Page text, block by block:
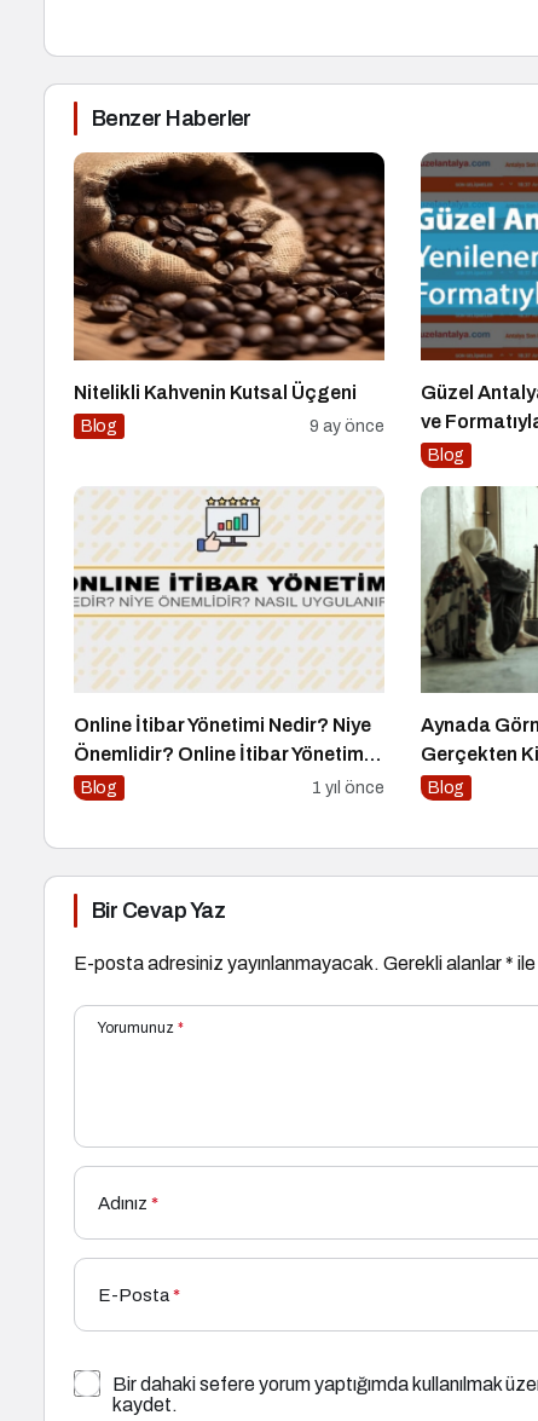
Benzer Haberler
Nitelikli Kahvenin Kutsal Üçgeni
Blog 9 ay önce
Güzel
ve
Blog
Online İtibar Yönetimi Nedir? Niye
Önemlidir? Online İtibar Yönetimi
Nasıl Uygulanır?
Blog 1 yıl önce
Aynada
Gerçekten
Blog
Bir Cevap Yaz
E-posta adresiniz yayınlanmayacak. Gerekli alanlar*
Yorumunuz *
Adınız *
E-Posta*
Bir dahaki sefere yorum yaptığımda kullanılmak
kaydet.